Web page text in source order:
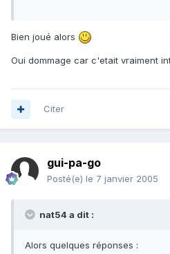
Bien joué alors
Oui dommage car c'etait vraiment
Citer
gui-pa-go
Posté(e) le 7 janvier 2005
nat54 a dit :
Alors quelques réponses :